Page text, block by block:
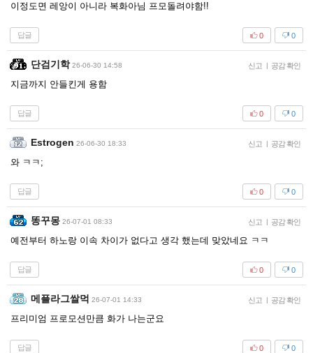
이정도면 레앙이 아니라 복화아님 프모돌려야함!!
답글 0
0
단검기학 26-06-30 14:58 신고 | 공감 확인
지금까지 안들킨게 용함
답글 0
0
Estrogen 26-06-30 18:33 신고 | 공감 확인
와 ㅋㅋ;
답글 0
0
똥꾸몽 26-07-01 08:33 신고 | 공감 확인
예전부터 하노랑 이속 차이가 없다고 생각 했는데 맞았네요 ㅋㅋ
답글 0
0
메플라그쌀먹 26-07-01 14:33 신고 | 공감 확인
프리미엄 프로모션만큼 화가 나는군요
답글 0
0